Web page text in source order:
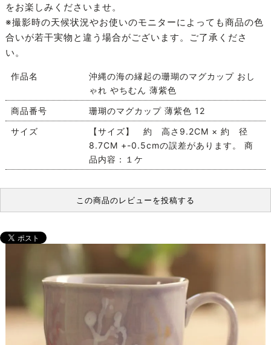
をお楽しみくださいませ。
※撮影時の天候状況やお使いのモニターによっても商品の色
合いが若干実物と違う場合がございます。ご了承くださ
い。
作品名
沖縄の海の縁起の珊瑚のマグカップ おし
ゃれ やちむん 薄紫色
商品番号
珊瑚のマグカップ 薄紫色 12
サイズ
【サイズ】 約 高さ9.2CM × 約 径
8.7CM +-0.5cmの誤差があります。 商
品内容：１ケ
この商品のレビューを投稿する